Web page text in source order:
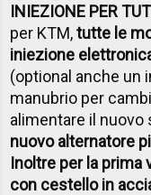
INIEZIONE PER
per KTM,tutte le
iniezione
(optional anche un
manubrio per
alimentare il
nuovo alternatore
Inoltre per la prima
con cestello in